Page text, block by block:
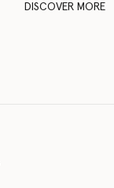
DISCOVER MORE